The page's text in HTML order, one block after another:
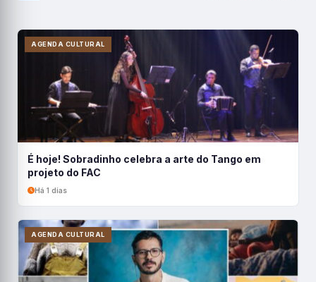
AGENDA CULTURAL
É hoje! Sobradinho celebra a arte do Tango em
projeto do FAC
Há 1 dias
AGENDA CULTURAL